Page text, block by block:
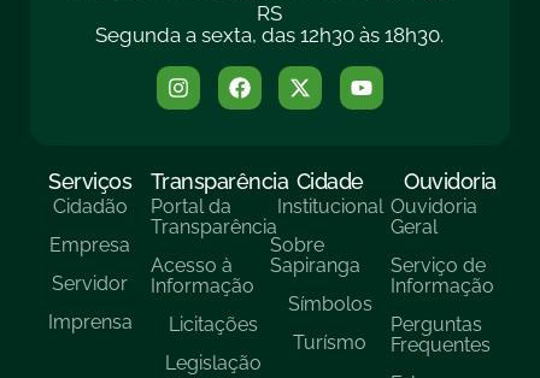
RS
Segunda a sexta, das 12h30 às 18h30.
Serviços
Cidadão
Empresa
Servidor
Imprensa
Transparência
Portal da
Transparência
Acesso à
Informação
Licitações
Legislação
Cidade
Institucional
Sobre
Sapiranga
Símbolos
Turísmo
Ouvidoria
Ouvidoria
Geral
Serviço de
Informação
Perguntas
Frequentes